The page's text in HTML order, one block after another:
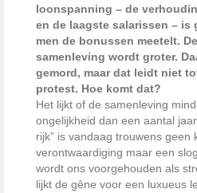
loonspanning – de
en de laagste salarissen – is
men de bonussen meetelt.
samenleving wordt groter.
gemord, maar dat leidt niet
protest. Hoe komt dat?
Het lijkt of de samenleving
ongelijkheid dan een aantal
rijk” is vandaag trouwens geen
verontwaardiging maar een
wordt ons voorgehouden als
lijkt de gêne voor een luxueus